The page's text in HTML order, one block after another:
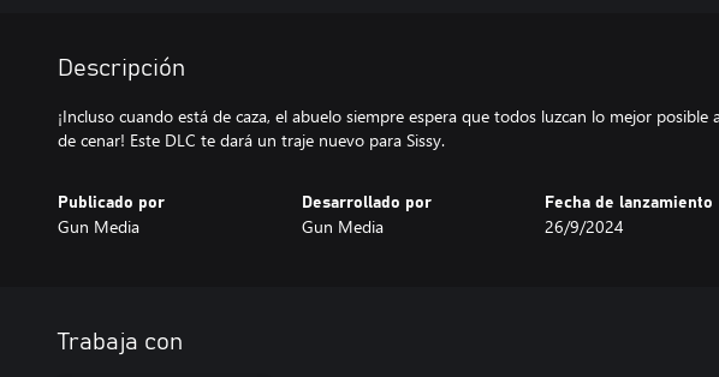
Descripción
¡Incluso cuando está de caza, el abuelo siempre espera que todos luzcan lo mejor posible
de cenar! Este DLC te dará un traje nuevo para Sissy.
Publicado por
Gun Media
Desarrollado por
Gun Media
Fecha de lanzamiento
26/9/2024
Trabaja con